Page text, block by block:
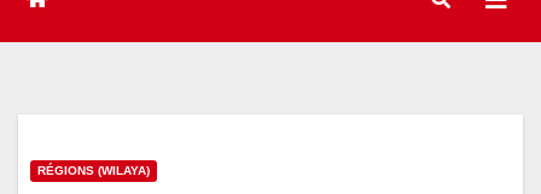
RÉGIONS (WILAYA)